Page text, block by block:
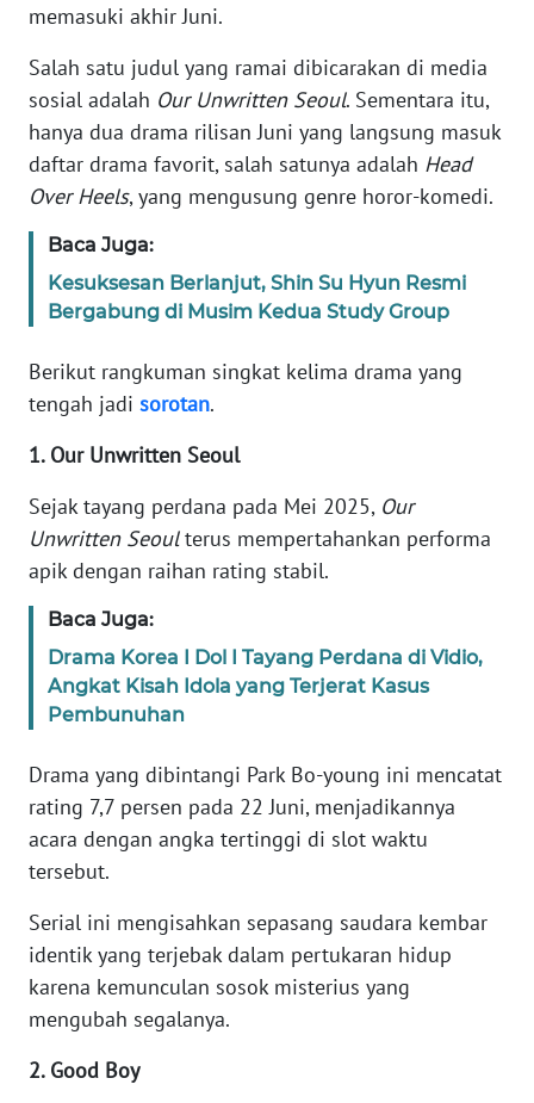
memasuki akhir Juni.
Salah satu judul yang ramai dibicarakan di media
sosial adalah Our Unwritten Seoul. Sementara itu,
hanya dua drama rilisan Juni yang langsung masuk
daftar drama favorit, salah satunya adalah Head
Over Heels, yang mengusung genre horor-komedi.
Baca Juga:
Kesuksesan Berlanjut, Shin Su Hyun Resmi
Bergabung di Musim Kedua Study Group
Berikut rangkuman singkat kelima drama yang
tengah jadi sorotan.
1. Our Unwritten Seoul
Sejak tayang perdana pada Mei 2025, Our
Unwritten Seoulterus mempertahankan performa
apik dengan raihan rating stabil.
Baca Juga:
Drama Korea I Dol I Tayang Perdana di Vidio,
Angkat Kisah Idola yang Terjerat Kasus
Pembunuhan
Drama yang dibintangi Park Bo-young ini mencatat
rating 7,7 persen pada 22 Juni, menjadikannya
acara dengan angka tertinggi di slot waktu
tersebut.
Serial ini mengisahkan sepasang saudara kembar
identik yang terjebak dalam pertukaran hidup
karena kemunculan sosok misterius yang
mengubah segalanya.
2. Good Boy
INDEKS
KONTAK
KAMI
INFO
IKLAN
TENTANG
KAMI
PEDOMAN
SIBER
REDAKSI
KARIR
DISCLAIMER
News
Regional
SUMUT
WN
JAKARTA
WN
JABAR